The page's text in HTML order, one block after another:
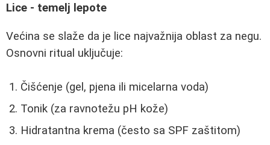
Lice - temelj lepote
Većina se slaže da je lice najvažnija oblast za negu.
Osnovni ritual uključuje:
Čišćenje (gel, pjena ili micelarna voda)
Tonik (za ravnotežu pH kože)
Hidratantna krema (često sa SPF zaštitom)